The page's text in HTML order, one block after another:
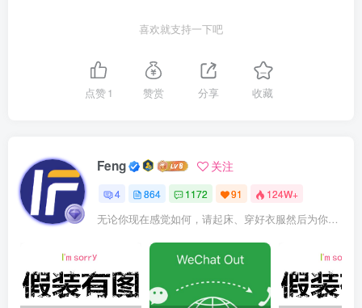
喜欢就支持一下吧
点赞1 赞赏 分享 收藏
Feng 关注
4 864 1172 91 124W+
无论你现在感觉如何，请起床、穿好衣服然后为你的梦想而奋斗